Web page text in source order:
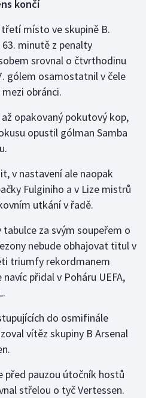
končí
místo ve skupině B.
minutě z penalty
srovnal o čtvrthodinu
gólem osamostatnil v čele
obránci.
opakovaný pokutový kop,
opustil gólman Samba
v nastavení ale naopak
Fulginiho a v Lize mistrů
utkání v řadě.
za svým soupeřem o
nebude obhajovat titul v
triumfy rekordmanem
přidal v Poháru UEFA,
do osmifinále
vítěz skupiny B Arsenal
před pauzou útočník hostů
střelou o tyč Vertessen.